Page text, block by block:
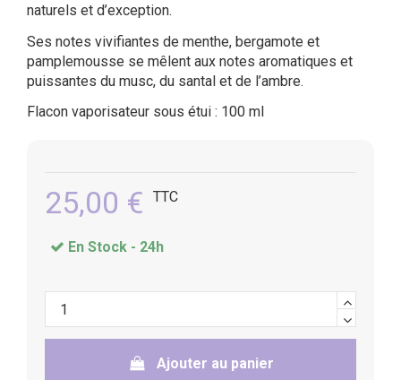
(15 avis)
naturels et d’exception.
Ses notes vivifiantes de menthe, bergamote et
pamplemousse se mêlent aux notes aromatiques et
puissantes du musc, du santal et de l’ambre.
Flacon vaporisateur sous étui : 100 ml
25,00 € TTC
En Stock - 24h
Ajouter au panier